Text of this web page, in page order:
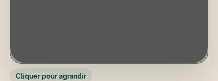
Cliquer pour agrandir